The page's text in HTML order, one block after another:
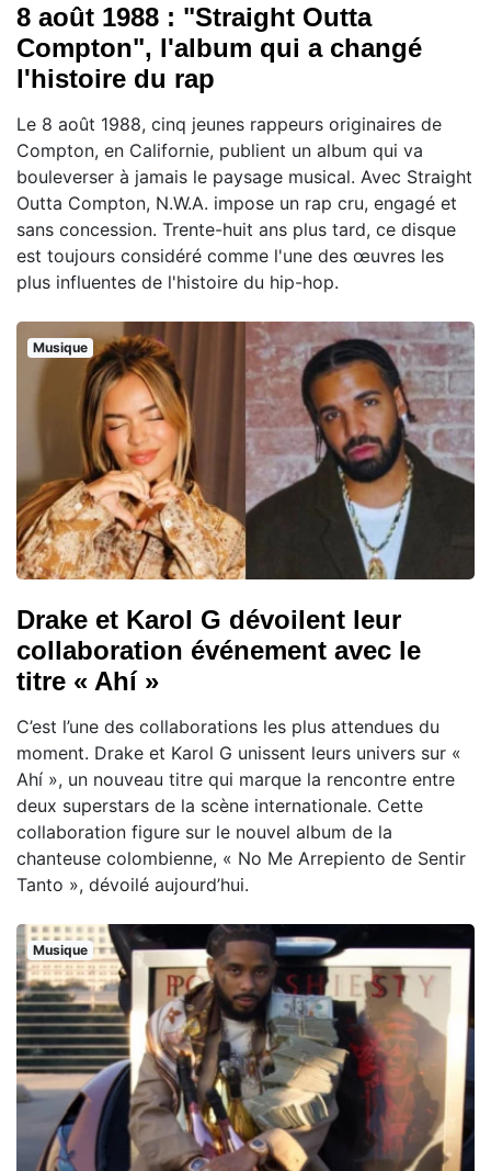
8 août 1988 : "Straight Outta
Compton", l'album qui a changé
l'histoire du rap
Le 8 août 1988, cinq jeunes rappeurs originaires de
Compton, en Californie, publient un album qui va
bouleverser à jamais le paysage musical. Avec Straight
Outta Compton, N.W.A. impose un rap cru, engagé et
sans concession. Trente-huit ans plus tard, ce disque
est toujours considéré comme l'une des œuvres les
plus influentes de l'histoire du hip-hop.
Musique
Drake et Karol G dévoilent leur
collaboration événement avec le
titre « Ahí »
C’est l’une des collaborations les plus attendues du
moment. Drake et Karol G unissent leurs univers sur «
Ahí », un nouveau titre qui marque la rencontre entre
deux superstars de la scène internationale. Cette
collaboration figure sur le nouvel album de la
chanteuse colombienne, « No Me Arrepiento de Sentir
Tanto », dévoilé aujourd’hui.
Musique